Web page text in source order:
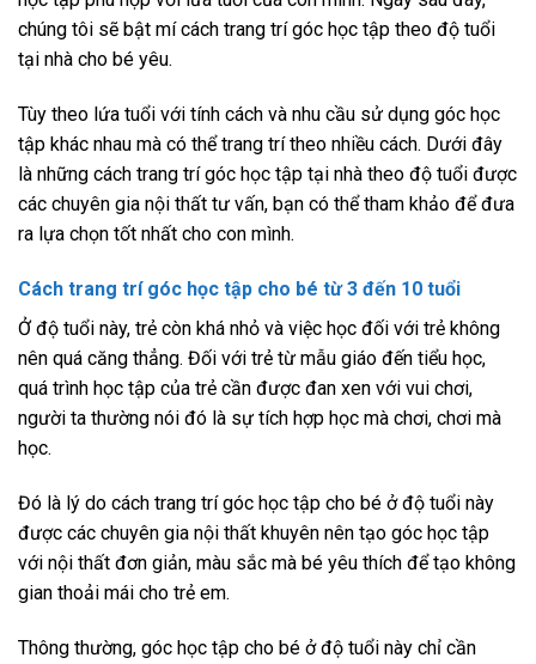
chúng tôi sẽ bật mí cách trang trí góc học tập theo độ tuổi
tại nhà cho bé yêu.
Tùy theo lứa tuổi với tính cách và nhu cầu sử dụng góc học
tập khác nhau mà có thể trang trí theo nhiều cách. Dưới đây
là những cách trang trí góc học tập tại nhà theo độ tuổi được
các chuyên gia nội thất tư vấn, bạn có thể tham khảo để đưa
ra lựa chọn tốt nhất cho con mình.
Cách trang trí góc học tập cho bé từ 3 đến 10 tuổi
Ở độ tuổi này, trẻ còn khá nhỏ và việc học đối với trẻ không
nên quá căng thẳng. Đối với trẻ từ mẫu giáo đến tiểu học,
quá trình học tập của trẻ cần được đan xen với vui chơi,
người ta thường nói đó là sự tích hợp học mà chơi, chơi mà
học.
Đó là lý do cách trang trí góc học tập cho bé ở độ tuổi này
được các chuyên gia nội thất khuyên nên tạo góc học tập
với nội thất đơn giản, màu sắc mà bé yêu thích để tạo không
gian thoải mái cho trẻ em.
Thông thường, góc học tập cho bé ở độ tuổi này chỉ cần